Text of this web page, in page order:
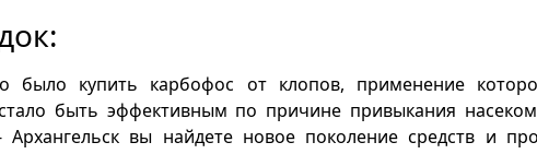
было купить карбофос от клопов, применение
быть эффективным по причине привыкания
вы найдете новое поколение средств и